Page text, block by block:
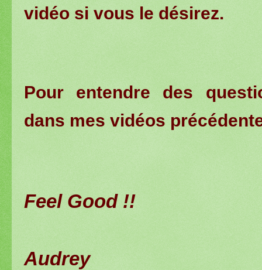
vidéo si vous le désirez.
Pour entendre des
dans mes vidéos
Feel Good !!
Audrey